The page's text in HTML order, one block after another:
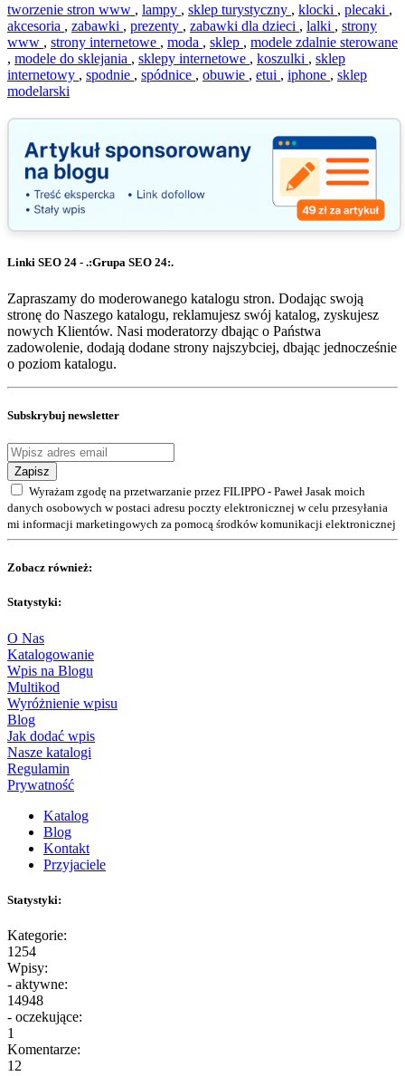
tworzenie stron www , lampy , sklep turystyczny , klocki , plecaki ,
akcesoria , zabawki , prezenty , zabawki dla dzieci , lalki , strony
www , strony internetowe , moda , sklep , modele zdalnie sterowane
, modele do sklejania , sklepy internetowe , koszulki , sklep
internetowy , spodnie , spódnice , obuwie , etui , iphone , sklep
modelarski
Linki SEO 24 - .:Grupa SEO 24:.
Zapraszamy do moderowanego katalogu stron. Dodając swoją
stronę do Naszego katalogu, reklamujesz swój katalog, zyskujesz
nowych Klientów. Nasi moderatorzy dbając o Państwa
zadowolenie, dodają dodane strony najszybciej, dbając jednocześnie
o poziom katalogu.
Subskrybuj newsletter
Zapisz
Wyrażam zgodę na przetwarzanie przez FILIPPO - Paweł Jasak moich
danych osobowych w postaci adresu poczty elektronicznej w celu przesyłania
mi informacji marketingowych za pomocą środków komunikacji elektronicznej
Zobacz również:
Statystyki:
O Nas
Katalogowanie
Wpis na Blogu
Multikod
Wyróżnienie wpisu
Blog
Jak dodać wpis
Nasze katalogi
Regulamin
Prywatność
Katalog
Blog
Kontakt
Przyjaciele
Statystyki:
Kategorie:
1254
Wpisy:
- aktywne:
14948
- oczekujące:
1
Komentarze:
12